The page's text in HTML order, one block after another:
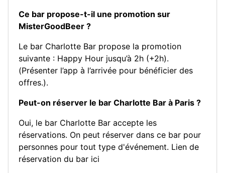
Ce bar propose-t-il une promotion sur
MisterGoodBeer ?
Le bar Charlotte Bar propose la promotion
suivante : Happy Hour jusqu’à 2h (+2h).
(Présenter l’app à l’arrivée pour bénéficier des
offres.).
Peut-on réserver le bar Charlotte Bar à Paris ?
Oui, le bar Charlotte Bar accepte les
réservations. On peut réserver dans ce bar pour
personnes pour tout type d'événement. Lien de
réservation du bar ici